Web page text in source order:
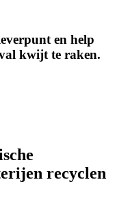
en help
kwijt te raken.
recyclen